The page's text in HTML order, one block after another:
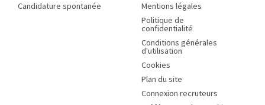
Candidature spontanée
Mentions légales
Politique de
confidentialité
Conditions générales
d'utilisation
Cookies
Plan du site
Connexion recruteurs